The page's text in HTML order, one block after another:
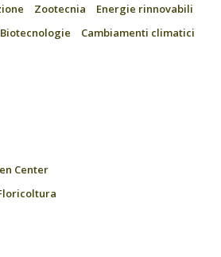
Zootecnia
Energie rinnovabili
Biotecnologie
Cambiamenti climatici
Center